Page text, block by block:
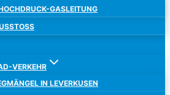
GASLEITUNG
VERKEHR
IN LEVERKUSEN